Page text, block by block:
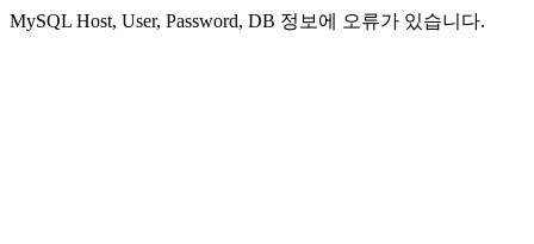
MySQL Host, User, Password, DB 정보에 오류가 있습니다.